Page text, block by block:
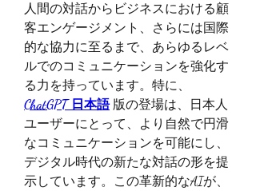
人間の対話からビジネスにおける顧
客エンゲージメント、さらには国際
的な協力に至るまで、あらゆるレベ
ルでのコミュニケーションを強化す
る力を持っています。特に、
ChatGPT 日本語 版の登場は、日本人
ユーザーにとって、より自然で円滑
なコミュニケーションを可能にし、
デジタル時代の新たな対話の形を提
示しています。この革新的なAIが、